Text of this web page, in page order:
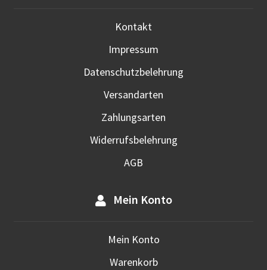
Kontakt
Impressum
Datenschutzbelehrung
Versandarten
Zahlungsarten
Widerrufsbelehrung
AGB
Mein Konto
Mein Konto
Warenkorb